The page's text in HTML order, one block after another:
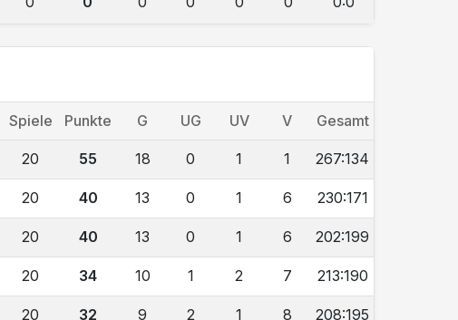
Spiele Punkte G UG UV V Gesamt
20 55 18 0 1 1 267:134
20 40 13 0 1 6 230:171
20 40 13 0 1 6 202:199
20 34 10 1 2 7 213:190
20 32 9 2 1 8 208:195